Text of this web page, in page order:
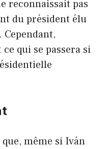
reconnaissait pas
du président élu
qui se passera si
même si Iván